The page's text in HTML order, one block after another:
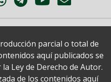
parcial o total de
aquí publicados se
Ley de Derecho de Autor.
de los contenidos aquí